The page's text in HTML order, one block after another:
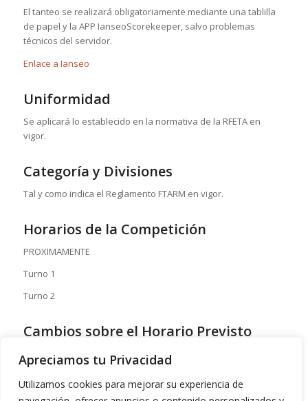
Apreciamos tu Privacidad
Utilizamos cookies para mejorar su experiencia de
El tanteo se realizará obligatoriamente mediante una tablilla
de papel y la APP IanseoScorekeeper, salvo problemas
técnicos del servidor.
Enlace a Ianseo
Uniformidad
Se aplicará lo establecido en la normativa de la RFETA en
vigor.
Categoría y Divisiones
Tal y como indica el Reglamento FTARM en vigor.
Horarios de la Competición
PROXIMAMENTE
Turno 1
Turno 2
Cambios sobre el Horario Previsto
La organización se reserva el derecho de modificación del
horario, notificándose con anterioridad a los participantes.